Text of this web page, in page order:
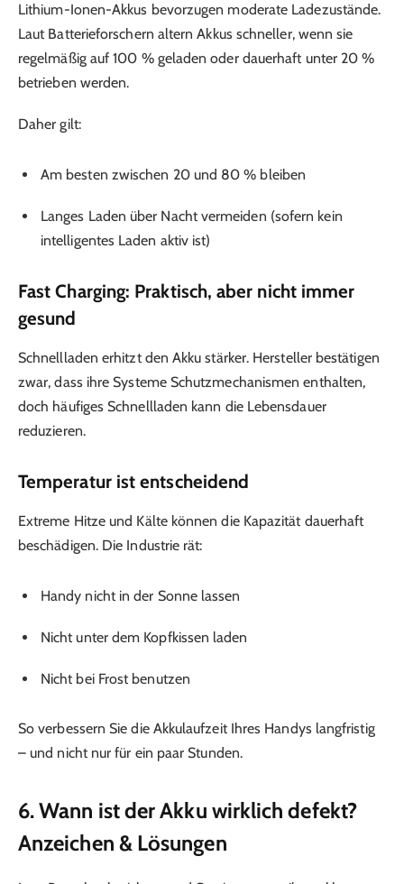
Lithium-Ionen-Akkus bevorzugen moderate Ladezustände.
Laut Batterieforschern altern Akkus schneller, wenn sie
regelmäßig auf 100 % geladen oder dauerhaft unter 20 %
betrieben werden.
Daher gilt:
Am besten zwischen 20 und 80 % bleiben
Langes Laden über Nacht vermeiden (sofern kein
intelligentes Laden aktiv ist)
Fast Charging: Praktisch, aber nicht immer
gesund
Schnellladen erhitzt den Akku stärker. Hersteller bestätigen
zwar, dass ihre Systeme Schutzmechanismen enthalten,
doch häufiges Schnellladen kann die Lebensdauer
reduzieren.
Temperatur ist entscheidend
Extreme Hitze und Kälte können die Kapazität dauerhaft
beschädigen. Die Industrie rät:
Handy nicht in der Sonne lassen
Nicht unter dem Kopfkissen laden
Nicht bei Frost benutzen
So verbessern Sie die Akkulaufzeit Ihres Handys langfristig
– und nicht nur für ein paar Stunden.
6. Wann ist der Akku wirklich defekt?
Anzeichen & Lösungen